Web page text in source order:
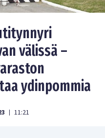
välissä –
ydinpommia
| 11:21